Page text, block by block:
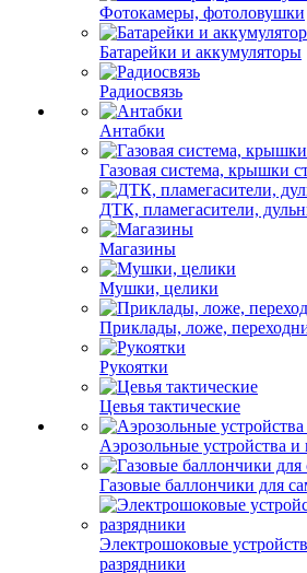
Фотокамеры, фотоловушки
Батарейки и аккумуляторы
Радиосвязь
Антабки
Газовая система, крышки
ДТК, пламегасители,
Магазины
Мушки, целики
Приклады, ложе,
Рукоятки
Цевья тактические
Аэрозольные устройства
Газовые баллончики для
Электрошоковые
разрядники